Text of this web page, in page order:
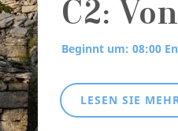
C2:
Beginnt um: 08:00
LESEN SIE